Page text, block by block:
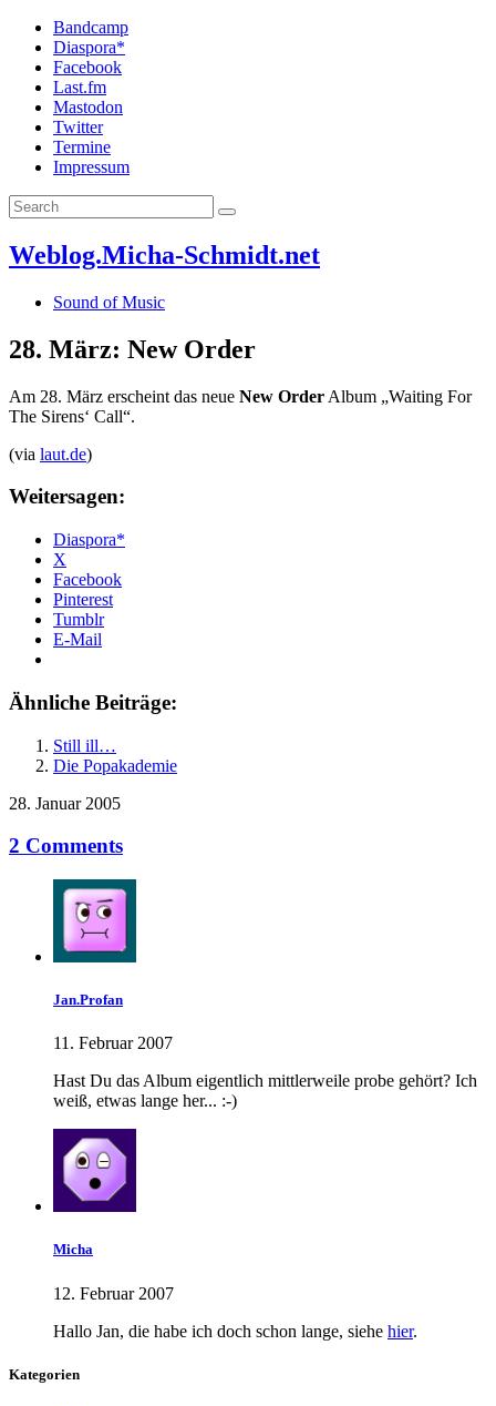
Bandcamp
Diaspora*
Facebook
Last.fm
Mastodon
Twitter
Termine
Impressum
Weblog.Micha-Schmidt.net
Sound of Music
28. März: New Order
Am 28. März erscheint das neue New Order Album „Waiting For
The Sirens‘ Call“.
(via laut.de)
Weitersagen:
Diaspora*
X
Facebook
Pinterest
Tumblr
E-Mail
Ähnliche Beiträge:
Still ill…
Die Popakademie
28. Januar 2005
2 Comments
Jan.Profan
11. Februar 2007
Hast Du das Album eigentlich mittlerweile probe gehört? Ich
weiß, etwas lange her... :-)
Micha
12. Februar 2007
Hallo Jan, die habe ich doch schon lange, siehe hier.
Kategorien